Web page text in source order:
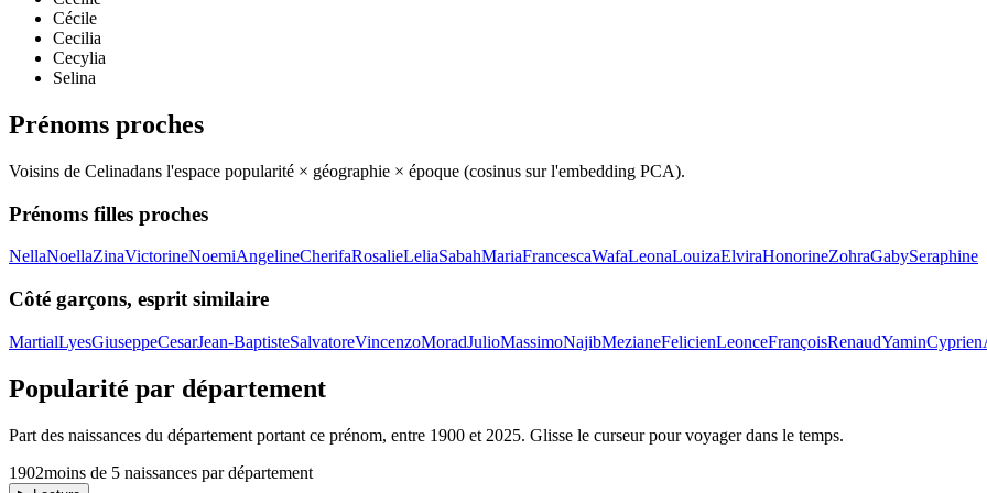
Cécile
Cecilia
Cecylia
Selina
Prénoms proches
Voisins de Celinadans l'espace popularité × géographie × époque (cosinus sur l'embedding PCA).
Prénoms filles proches
NellaNoellaZinaVictorineNoemiAngelineCherifaRosalieLeliaSabahMariaFrancescaWafaLeonaLouizaElviraHonorineZohraGabySeraphine
Côté garçons, esprit similaire
MartialLyesGiuseppeCesarJean-BaptisteSalvatoreVincenzoMoradJulioMassimoNajibMezianeFelicienLeonceFrançoisRenaudYaminCyprien
Popularité par département
Part des naissances du département portant ce prénom, entre 1900 et 2025. Glisse le curseur pour voyager dans le temps.
1902moins de 5 naissances par département